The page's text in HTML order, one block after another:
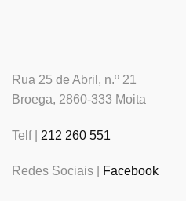
Rua 25 de Abril, n.º 21
Broega, 2860-333 Moita
Telf | 212 260 551
Redes Sociais | Facebook